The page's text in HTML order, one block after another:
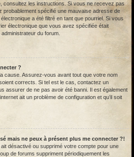
consultez les instructions. Si vous ne recevez pas
probablement spécifié une mauvaise adresse de
a été filtré en tant que pourriel. Si vous
électronique que vous avez spécifiée était
du forum.
?
cause. Assurez-vous avant tout que votre nom
corrects. Si tel est le cas, contactez un
assurer de ne pas avoir été banni. Il est également
ait un problème de configuration et qu’il soit
mais ne peux à présent plus me connecter ?!
désactivé ou supprimé votre compte pour une
de forums suppriment périodiquement les